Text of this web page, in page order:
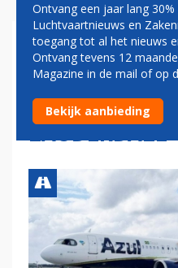
AZUL BREIDT
CURAÇAO,
NIEUWE
LAUDERDALE
Ontvang een jaar lang
Luchtvaartnieuws en
toegang tot al het nieuws
Ontvang tevens 12
Magazine in de mail of op
Bekijk aanbieding